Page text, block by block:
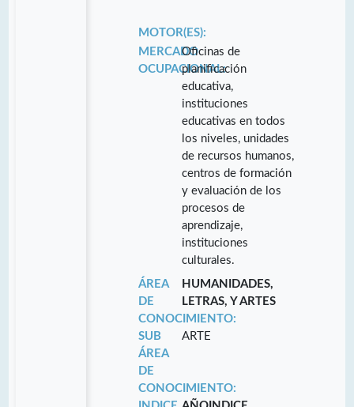
MOTOR(ES):
MERCADO
OCUPACIONAL:
Oficinas de
planificación
educativa,
instituciones
educativas en todos
los niveles, unidades
de recursos humanos,
centros de formación
y evaluación de los
procesos de
aprendizaje,
instituciones
culturales.
ÁREA
DE
CONOCIMIENTO:
HUMANIDADES,
LETRAS, Y ARTES
SUB
ÁREA
DE
CONOCIMIENTO:
ARTE